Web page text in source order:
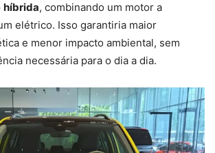
híbrida, combinando um motor a
elétrico. Isso garantiria maior
e menor impacto ambiental, sem
necessária para o dia a dia.